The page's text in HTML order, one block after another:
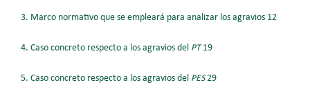
3. Marco normativo que se empleará para analizar los agravios 12
4. Caso concreto respecto a los agravios del PT19
5. Caso concreto respecto a los agravios del PES29